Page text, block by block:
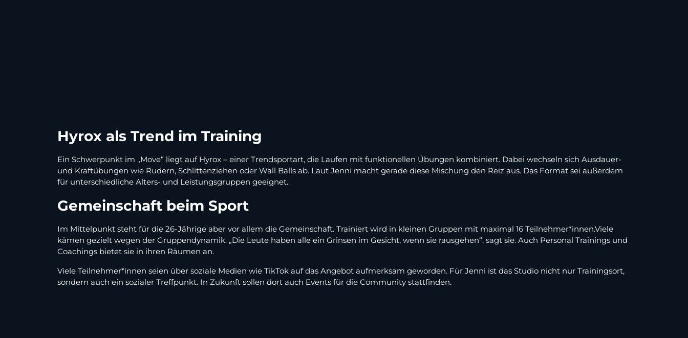
Hyrox als Trend im Training
Ein Schwerpunkt im „Move“ liegt auf Hyrox – einer Trendsportart, die Laufen mit funktionellen Übungen kombiniert. Dabei wechseln sich Ausdauer-
und Kraftübungen wie Rudern, Schlittenziehen oder Wall Balls ab. Laut Jenni macht gerade diese Mischung den Reiz aus. Das Format sei außerdem
für unterschiedliche Alters- und Leistungsgruppen geeignet.
Gemeinschaft beim Sport
Im Mittelpunkt steht für die 26-Jährige aber vor allem die Gemeinschaft. Trainiert wird in kleinen Gruppen mit maximal 16 Teilnehmer*innen.Viele
kämen gezielt wegen der Gruppendynamik. „Die Leute haben alle ein Grinsen im Gesicht, wenn sie rausgehen“, sagt sie. Auch Personal Trainings und
Coachings bietet sie in ihren Räumen an.
Viele Teilnehmer*innen seien über soziale Medien wie TikTok auf das Angebot aufmerksam geworden. Für Jenni ist das Studio nicht nur Trainingsort,
sondern auch ein sozialer Treffpunkt. In Zukunft sollen dort auch Events für die Community stattfinden.